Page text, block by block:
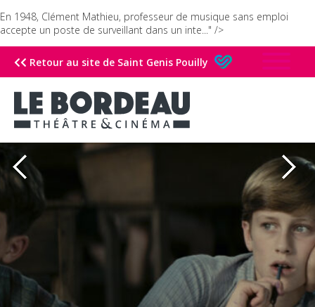
En 1948, Clément Mathieu, professeur de musique sans emploi
accepte un poste de surveillant dans un inte..." />
Retour au site de Saint Genis Pouilly